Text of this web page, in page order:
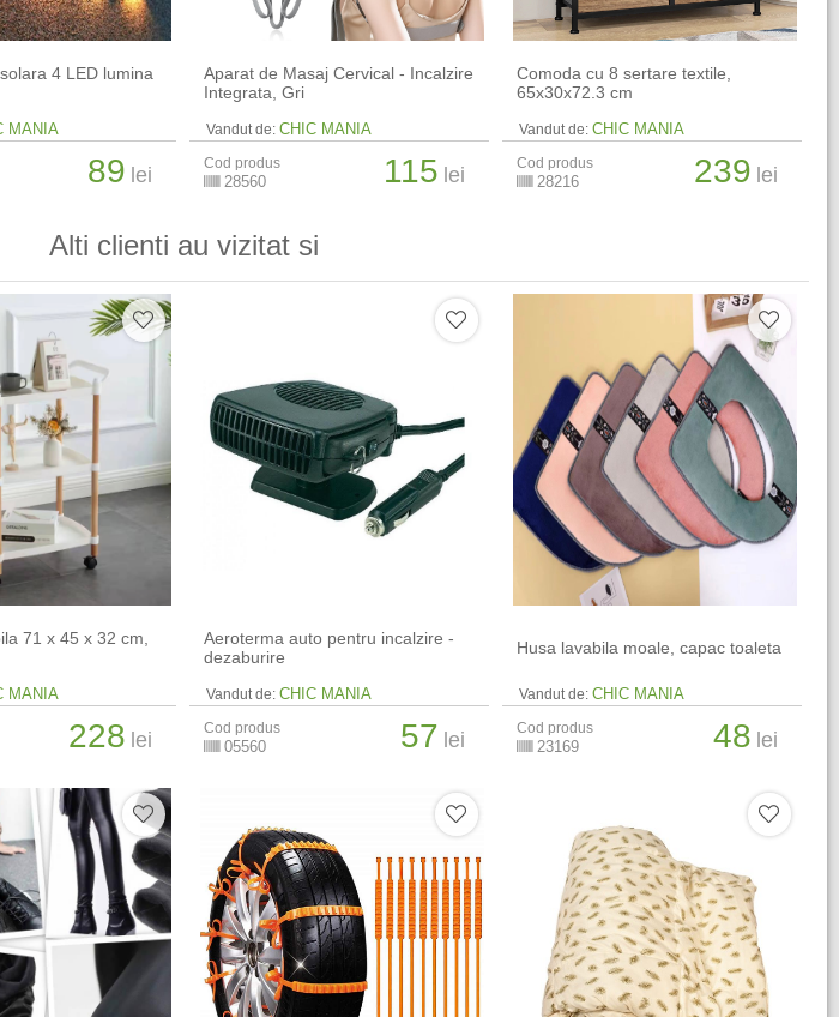
4 LED lumina
MANIA
89 lei
Aparat de Masaj Cervical - Incalzire
Integrata, Gri
Vandut de: CHIC MANIA
Cod produs
28560 115 lei
Comoda cu 8 sertare textile,
65x30x72.3 cm
Vandut de: CHIC MANIA
Cod produs
28216 239 lei
Alti clienti au vizitat si
71 x 45 x 32 cm,
MANIA
228 lei
Aeroterma auto pentru incalzire -
dezaburire
Vandut de: CHIC MANIA
Cod produs
05560 57 lei
Husa lavabila moale, capac toaleta
Vandut de: CHIC MANIA
Cod produs
23169 48 lei